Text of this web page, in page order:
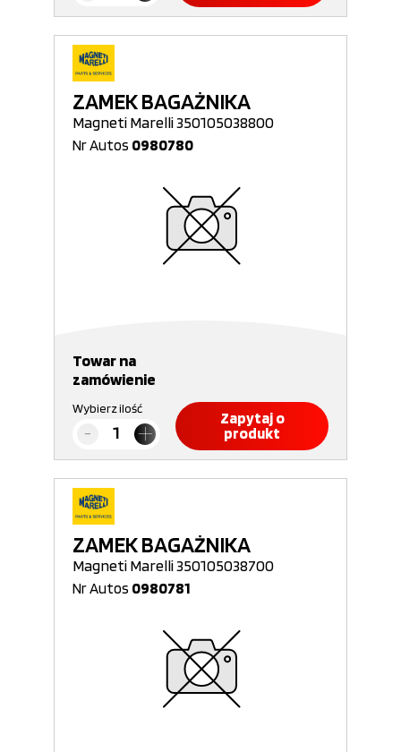
ZAMEK BAGAŻNIKA
Magneti Marelli 350105038800
Nr Autos 0980780
Towar na
zamówienie
Wybierz ilość
Zapytaj o
produkt
ZAMEK BAGAŻNIKA
Magneti Marelli 350105038700
Nr Autos 0980781